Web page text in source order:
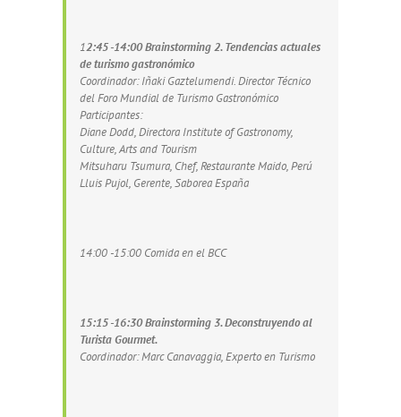
12:45 -14:00 Brainstorming 2. Tendencias actuales
de turismo gastronómico
Coordinador: Iñaki Gaztelumendi. Director Técnico
del Foro Mundial de Turismo Gastronómico
Participantes:
Diane Dodd, Directora Institute of Gastronomy,
Culture, Arts and Tourism
Mitsuharu Tsumura, Chef, Restaurante Maido, Perú
Lluis Pujol, Gerente, Saborea España
14:00 -15:00 Comida en el BCC
15:15 -16:30 Brainstorming 3. Deconstruyendo al
Turista Gourmet.
Coordinador: Marc Canavaggia, Experto en Turismo